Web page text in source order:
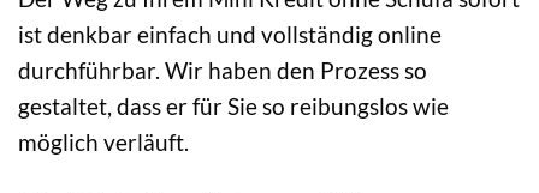
ist denkbar einfach und vollständig online
durchführbar. Wir haben den Prozess so
gestaltet, dass er für Sie so reibungslos wie
möglich verläuft.